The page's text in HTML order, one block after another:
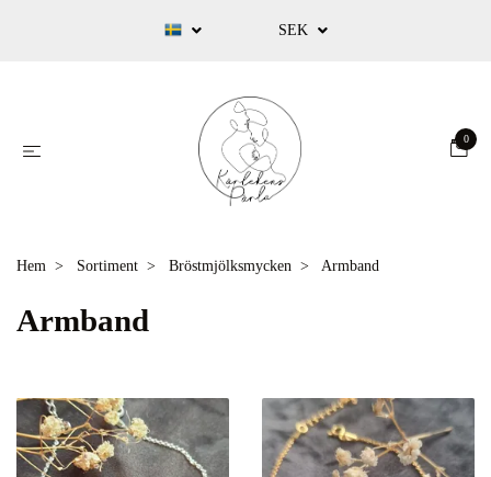
SEK
0
Hem Sortiment Bröstmjölksmycken Armband
Armband